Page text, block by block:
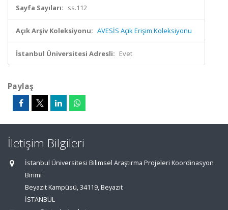
Sayfa Sayıları: ss.112
Açık Arşiv Koleksiyonu: AVESİS Açık Erişim Koleksiyonu
İstanbul Üniversitesi Adresli: Evet
Paylaş
İletişim Bilgileri
İstanbul Üniversitesi Bilimsel Araştırma Projeleri Koordinasyon
Birimi
Beyazıt Kampüsü, 34119, Beyazıt
İSTANBUL